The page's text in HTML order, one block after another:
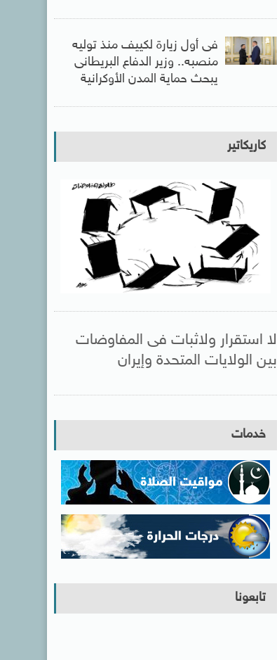
فى أول زيارة لكييف منذ توليه
منصبه.. وزير الدفاع البريطانى
يبحث حماية المدن الأوكرانية
كاريكاتير
لا استقرار ولاثبات فى المفاوضات
بين الولايات المتحدة وإيران
خدمات
تابعونا